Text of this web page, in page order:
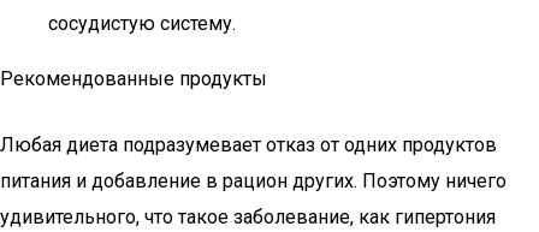
сосудистую систему.
Рекомендованные продукты
Любая диета подразумевает отказ от одних продуктов
питания и добавление в рацион других. Поэтому ничего
удивительного, что такое заболевание, как гипертония